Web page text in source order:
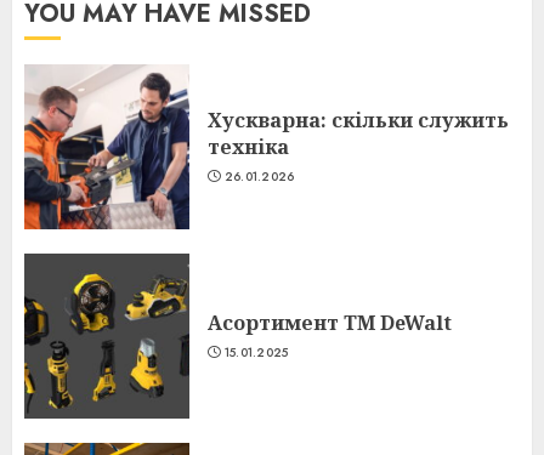
YOU MAY HAVE MISSED
Хускварна: скільки служить
техніка
26.01.2026
Асортимент ТМ DeWalt
15.01.2025